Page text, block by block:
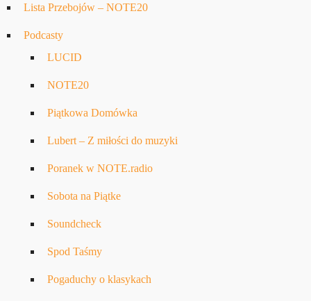
Lista Przebojów – NOTE20
Podcasty
LUCID
NOTE20
Piątkowa Domówka
Lubert – Z miłości do muzyki
Poranek w NOTE.radio
Sobota na Piątke
Soundcheck
Spod Taśmy
Pogaduchy o klasykach